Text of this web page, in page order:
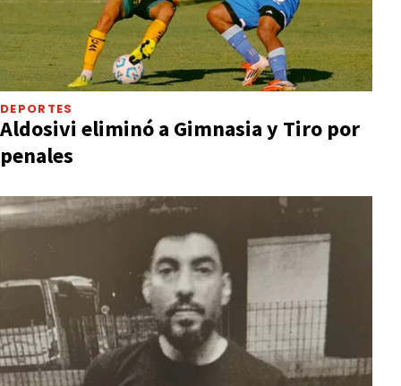
DEPORTES
Aldosivi eliminó a Gimnasia y Tiro por
penales